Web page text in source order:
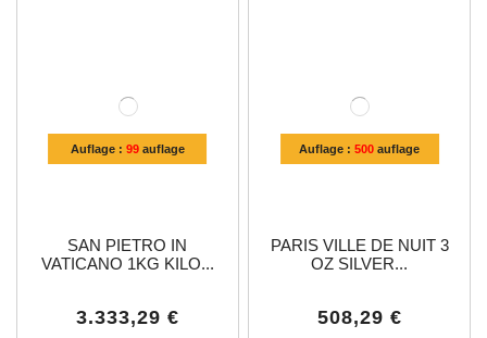
Auflage : 99auflage
SAN PIETRO IN
VATICANO 1KG KILO...
3.333,29 €
Auflage :500 auflage
PARIS VILLE DE NUIT 3
OZ SILVER...
508,29 €